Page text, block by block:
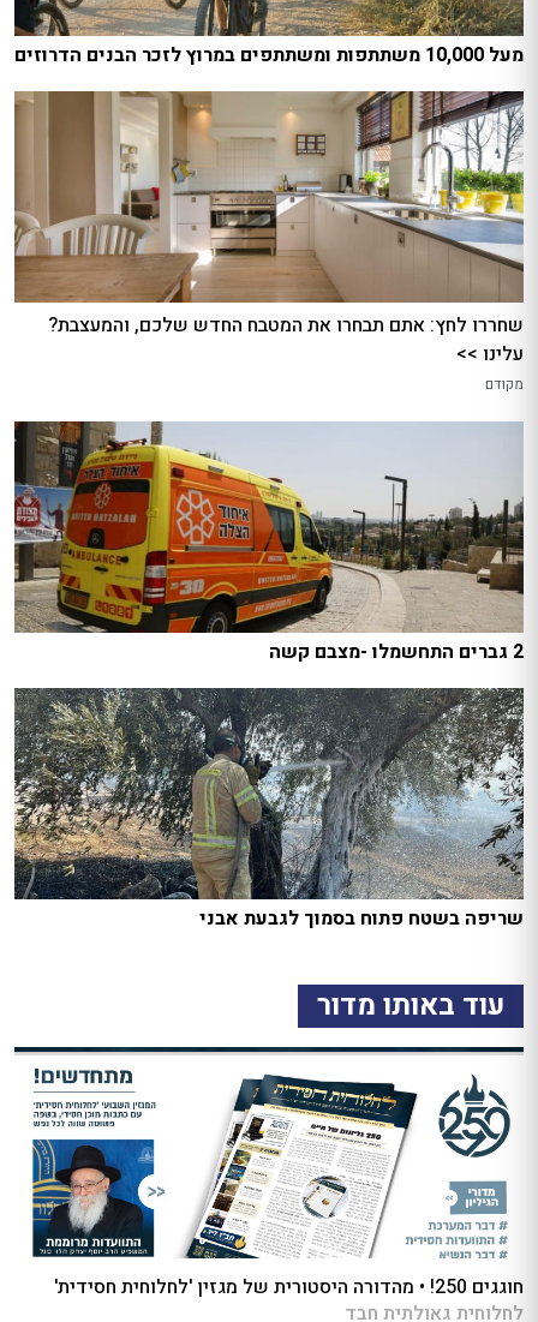
מעל 10,000 משתתפות ומשתתפים במרוץ לזכר הבנים הדרוזים
שחררו לחץ: אתם תבחרו את המטבח החדש שלכם, והמעצבת?
עלינו >>
מקודם
2 גברים התחשמלו -מצבם קשה
שריפה בשטח פתוח בסמוך לגבעת אבני
עוד באותו מדור
חוגגים 250! • מהדורה היסטורית של מגזין 'לחלוחית חסידית'
לחלוחית גאולתית חבד